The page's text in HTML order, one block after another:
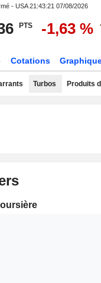
- USA21:43:21 07/08/2026
PTS -1,63 %
Cotations
Turbos Produits